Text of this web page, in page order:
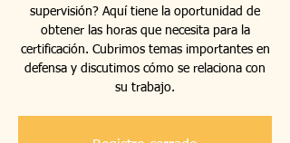
supervisión? Aquí tiene la oportunidad de
obtener las horas que necesita para la
certificación. Cubrimos temas importantes en
defensa y discutimos cómo se relaciona con
su trabajo.